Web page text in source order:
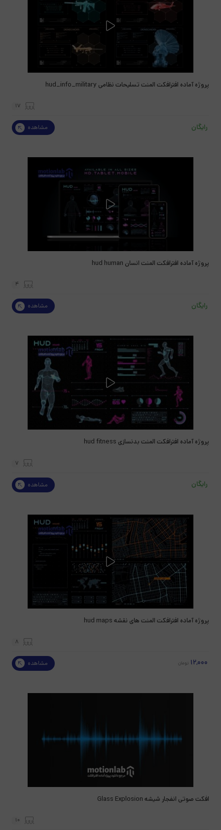
پروژه آماده افترافکت المنت تسلیحات نظامی hud_info_military
17
رایگان مشاهده
پروژه آماده افترافکت المنت انسان hud human
4
رایگان مشاهده
پروژه آماده افترافکت المنت بدنسازی hud fitness
7
رایگان مشاهده
پروژه آماده افترافکت المنت های نقشه hud maps
8
12,000 تومان مشاهده
افکت صوتی انفجار شیشه Glass Explosion
10